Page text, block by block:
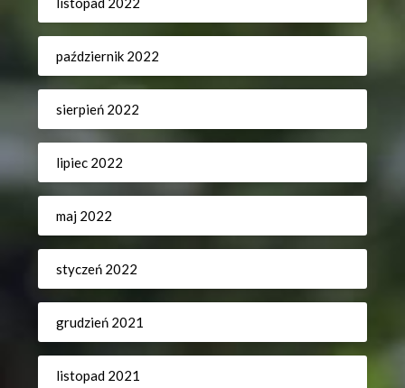
październik 2022
sierpień 2022
lipiec 2022
maj 2022
styczeń 2022
grudzień 2021
listopad 2021